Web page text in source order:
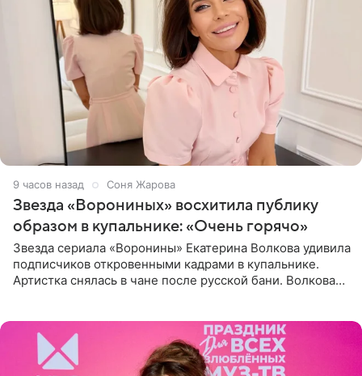
9 часов назад Соня Жарова
Звезда «Ворониных» восхитила публику
образом в купальнике: «Очень горячо»
Звезда сериала «Воронины» Екатерина Волкова удивила
подписчиков откровенными кадрами в купальнике.
Артистка снялась в чане после русской бани. Волкова